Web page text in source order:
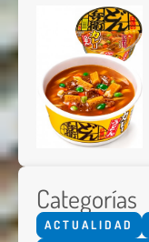
Categorías
ACTUALIDAD